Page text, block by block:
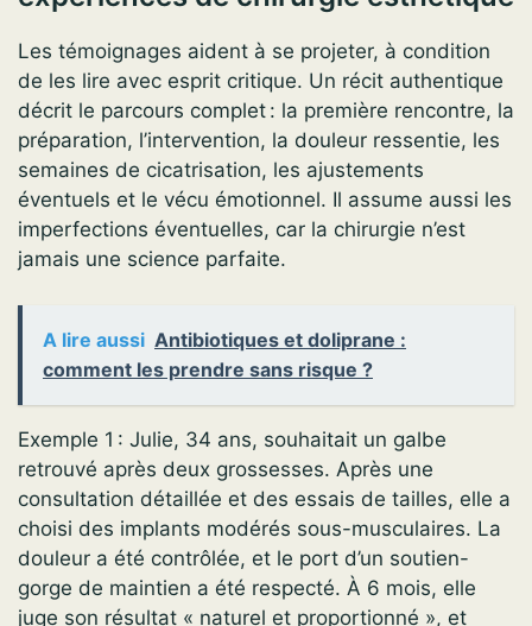
Les témoignages aident à se projeter, à condition
de les lire avec esprit critique. Un récit authentique
décrit le parcours complet : la première rencontre, la
préparation, l’intervention, la douleur ressentie, les
semaines de cicatrisation, les ajustements
éventuels et le vécu émotionnel. Il assume aussi les
imperfections éventuelles, car la chirurgie n’est
jamais une science parfaite.
A lire aussi Antibiotiques et doliprane :
comment les prendre sans risque ?
Exemple 1 : Julie, 34 ans, souhaitait un galbe
retrouvé après deux grossesses. Après une
consultation détaillée et des essais de tailles, elle a
choisi des implants modérés sous-musculaires. La
douleur a été contrôlée, et le port d’un soutien-
gorge de maintien a été respecté. À 6 mois, elle
juge son résultat « naturel et proportionné », et